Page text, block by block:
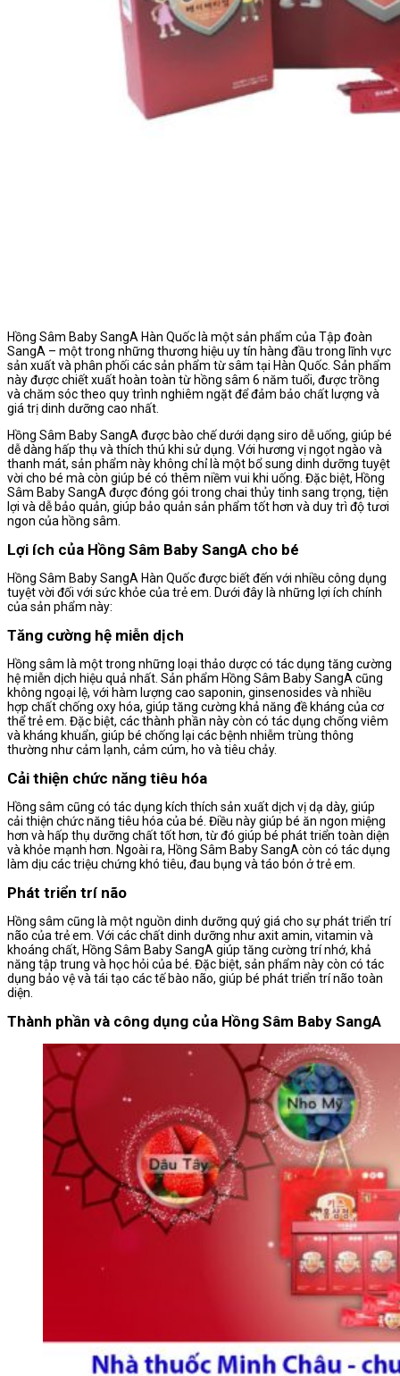
Hồng Sâm Baby SangA Hàn Quốc là một sản phẩm của Tập đoàn
SangA – một trong những thương hiệu uy tín hàng đầu trong lĩnh vực
sản xuất và phân phối các sản phẩm từ sâm tại Hàn Quốc. Sản phẩm
này được chiết xuất hoàn toàn từ hồng sâm 6 năm tuổi, được trồng
và chăm sóc theo quy trình nghiêm ngặt để đảm bảo chất lượng và
giá trị dinh dưỡng cao nhất.
Hồng Sâm Baby SangA được bào chế dưới dạng siro dễ uống, giúp bé
dễ dàng hấp thụ và thích thú khi sử dụng. Với hương vị ngọt ngào và
thanh mát, sản phẩm này không chỉ là một bổ sung dinh dưỡng tuyệt
vời cho bé mà còn giúp bé có thêm niềm vui khi uống. Đặc biệt, Hồng
Sâm Baby SangA được đóng gói trong chai thủy tinh sang trọng, tiện
lợi và dễ bảo quản, giúp bảo quản sản phẩm tốt hơn và duy trì độ tươi
ngon của hồng sâm.
Lợi ích của Hồng Sâm Baby SangA cho bé
Hồng Sâm Baby SangA Hàn Quốc được biết đến với nhiều công dụng
tuyệt vời đối với sức khỏe của trẻ em. Dưới đây là những lợi ích chính
của sản phẩm này:
Tăng cường hệ miễn dịch
Hồng sâm là một trong những loại thảo dược có tác dụng tăng cường
hệ miễn dịch hiệu quả nhất. Sản phẩm Hồng Sâm Baby SangA cũng
không ngoại lệ, với hàm lượng cao saponin, ginsenosides và nhiều
hợp chất chống oxy hóa, giúp tăng cường khả năng đề kháng của cơ
thể trẻ em. Đặc biệt, các thành phần này còn có tác dụng chống viêm
và kháng khuẩn, giúp bé chống lại các bệnh nhiễm trùng thông
thường như cảm lạnh, cảm cúm, ho và tiêu chảy.
Cải thiện chức năng tiêu hóa
Hồng sâm cũng có tác dụng kích thích sản xuất dịch vị dạ dày, giúp
cải thiện chức năng tiêu hóa của bé. Điều này giúp bé ăn ngon miệng
hơn và hấp thụ dưỡng chất tốt hơn, từ đó giúp bé phát triển toàn diện
và khỏe mạnh hơn. Ngoài ra, Hồng Sâm Baby SangA còn có tác dụng
làm dịu các triệu chứng khó tiêu, đau bụng và táo bón ở trẻ em.
Phát triển trí não
Hồng sâm cũng là một nguồn dinh dưỡng quý giá cho sự phát triển trí
não của trẻ em. Với các chất dinh dưỡng như axit amin, vitamin và
khoáng chất, Hồng Sâm Baby SangA giúp tăng cường trí nhớ, khả
năng tập trung và học hỏi của bé. Đặc biệt, sản phẩm này còn có tác
dụng bảo vệ và tái tạo các tế bào não, giúp bé phát triển trí não toàn
diện.
Thành phần và công dụng của Hồng Sâm Baby SangA